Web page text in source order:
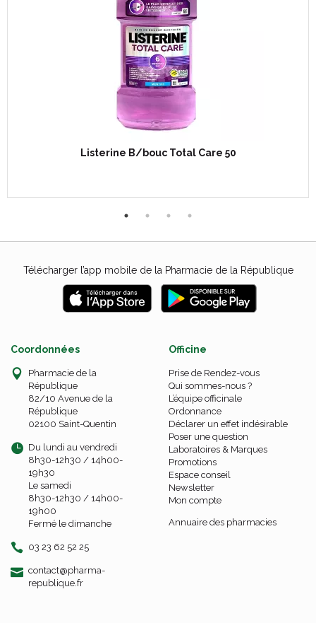
Listerine B/bouc Total Care 50
Télécharger l’app mobile de la Pharmacie de la République
Coordonnées
Pharmacie de la
République
82/10 Avenue de la
République
02100 Saint-Quentin
Du lundi au vendredi
8h30-12h30 / 14h00-
19h30
Le samedi
8h30-12h30 / 14h00-
19h00
Fermé le dimanche
03 23 62 52 25
contact-
@-
pharma-
republique.fr
Officine
Prise de Rendez-vous
Qui sommes-nous ?
L’équipe officinale
Ordonnance
Déclarer un effet indésirable
Poser une question
Laboratoires & Marques
Promotions
Espace conseil
Newsletter
Mon compte
Annuaire des pharmacies